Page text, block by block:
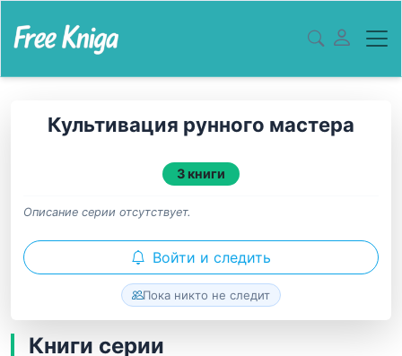
Культивация рунного мастера
3 книги
Описание серии отсутствует.
Войти и следить
Пока никто не следит
Книги серии